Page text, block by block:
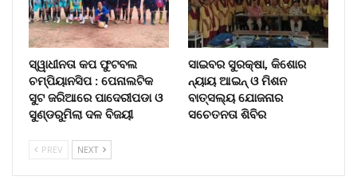
ସ୍ୱାଧୀନତା କପ ଫୁଟବଲ
ଚମ୍ପିୟାନସିପ : ପେନାଲଟିକ
ସୁଟ ଜରିଆରେ ପାଦେରୀପଡା ଓ
ସୁଣ୍ଡରୁମିଲା ଦଳ ବିଜୟୀ
ସାଇବର ସୁରକ୍ଷା, କିଶୋର
ନ୍ୟାୟ ଆଇନ୍ ଓ ମିଶନ
ବାତ୍ସଲ୍ୟ ଯୋଜନାର
ସଚେତନତା ଶିବିର
PREV NEXT